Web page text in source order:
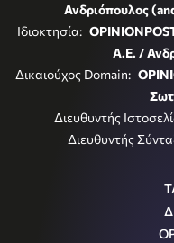
Ανδριόπουλος
Ιδιοκτησία:
Α.Ε. /
Δικαιούχος Domain:
Διευθυντής
Διευθυντής